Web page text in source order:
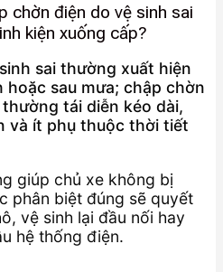
chờn điện do vệ sinh sai
kiện xuống cấp?
sai thường xuất hiện
sau mưa; chập chờn
tái diễn kéo dài,
và ít phụ thuộc thời tiết
giúp chủ xe không bị
phân biệt đúng sẽ quyết
vệ sinh lại đầu nối hay
hệ thống điện.